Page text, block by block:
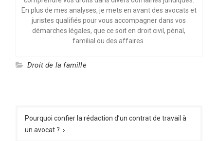
En plus de mes analyses, je mets en avant des avocats et
juristes qualifiés pour vous accompagner dans vos
démarches légales, que ce soit en droit civil, pénal,
familial ou des affaires.
Droit de la famille
de
l’article
Pourquoi confier la rédaction d’un contrat de travail à
un avocat ?